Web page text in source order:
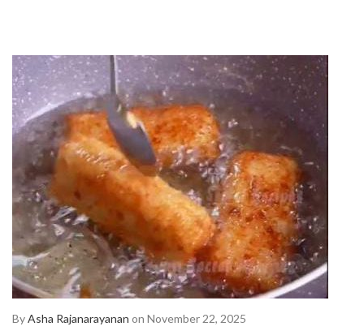
ByAsha Rajanarayanan on November 22, 2025